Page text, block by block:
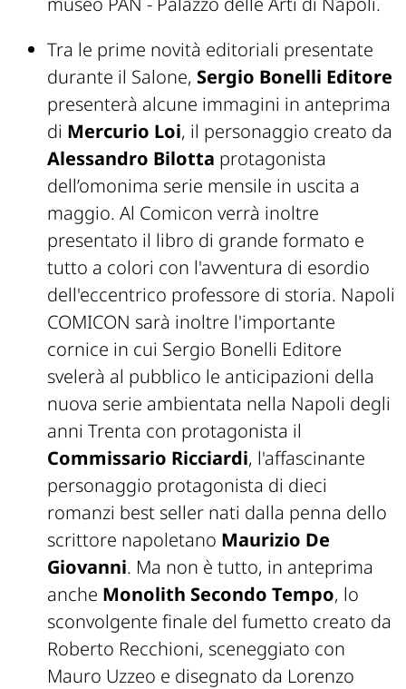
Tra le prime novità editoriali presentate
durante il Salone, Sergio Bonelli Editore
presenterà alcune immagini in anteprima
di Mercurio Loi, il personaggio creato da
Alessandro Bilotta protagonista
dell’omonima serie mensile in uscita a
maggio. Al Comicon verrà inoltre
presentato il libro di grande formato e
tutto a colori con l'avventura di esordio
dell'eccentrico professore di storia. Napoli
COMICON sarà inoltre l'importante
cornice in cui Sergio Bonelli Editore
svelerà al pubblico le anticipazioni della
nuova serie ambientata nella Napoli degli
anni Trenta con protagonista il
Commissario Ricciardi, l'affascinante
personaggio protagonista di dieci
romanzi best seller nati dalla penna dello
scrittore napoletano Maurizio De
Giovanni. Ma non è tutto, in anteprima
anche Monolith Secondo Tempo, lo
sconvolgente finale del fumetto creato da
Roberto Recchioni, sceneggiato con
Mauro Uzzeo e disegnato da Lorenzo